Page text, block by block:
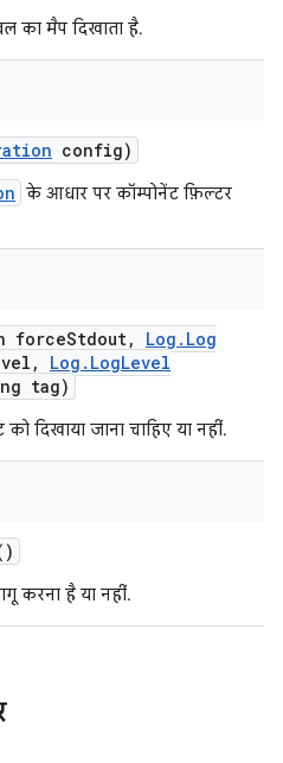
का मैप दिखाता है.
config)
के आधार पर कॉम्पोनेंट फ़िल्टर
forceStdout, Log . Log
, Log . LogLevel
tag)
दिखाया जाना चाहिए या नहीं.
करना है या नहीं.